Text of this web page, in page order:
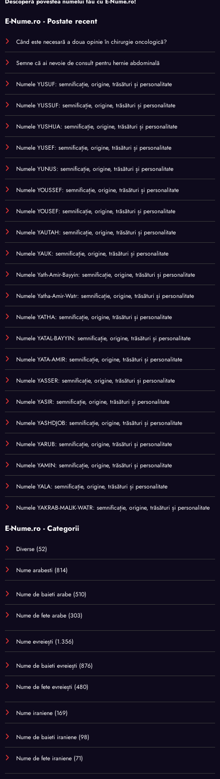
E-Nume.ro - Postate recent
Când este necesară a doua opinie în chirurgie oncologică?
Semne că ai nevoie de consult pentru hernie abdominală
Numele YUSUF: semnificație, origine, trăsături și personalitate
Numele YUSSUF: semnificație, origine, trăsături și personalitate
Numele YUSHUA: semnificație, origine, trăsături și personalitate
Numele YUSEF: semnificație, origine, trăsături și personalitate
Numele YUNUS: semnificație, origine, trăsături și personalitate
Numele YOUSSEF: semnificație, origine, trăsături și personalitate
Numele YOUSEF: semnificație, origine, trăsături și personalitate
Numele YAUTAH: semnificație, origine, trăsături și personalitate
Numele YAUK: semnificație, origine, trăsături și personalitate
Numele Yath-Amir-Bayyin: semnificație, origine, trăsături și personalitate
Numele Yatha-Amir-Watr: semnificație, origine, trăsături și personalitate
Numele YATHA: semnificație, origine, trăsături și personalitate
Numele YATAL-BAYYIN: semnificație, origine, trăsături și personalitate
Numele YATA-AMIR: semnificație, origine, trăsături și personalitate
Numele YASSER: semnificație, origine, trăsături și personalitate
Numele YASIR: semnificație, origine, trăsături și personalitate
Numele YASHDJOB: semnificație, origine, trăsături și personalitate
Numele YARUB: semnificație, origine, trăsături și personalitate
Numele YAMIN: semnificație, origine, trăsături și personalitate
Numele YALA: semnificație, origine, trăsături și personalitate
Numele YAKRAB-MALIK-WATR: semnificație, origine, trăsături și personalitate
E-Nume.ro - Categorii
Diverse (52)
Nume arabesti (814)
Nume de baieti arabe (510)
Nume de fete arabe (303)
Nume evreiești (1.356)
Nume de baieti evreiești (876)
Nume de fete evreiești (480)
Nume iraniene (169)
Nume de baieti iraniene (98)
Nume de fete iraniene (71)